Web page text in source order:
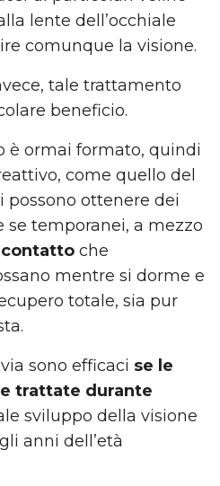
lente dell’occhiale
comunque la visione.
tale trattamento
beneficio.
è ormai formato, quindi
come quello del
ottenere dei
temporanei, a mezzo
che
mentre si dorme e
totale, sia pur
sono efficaci se le
trattate durante
sviluppo della visione
anni dell’età